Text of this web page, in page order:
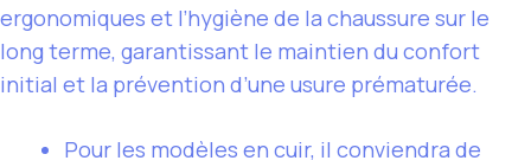
ergonomiques et l’hygiène de la chaussure sur le
long terme, garantissant le maintien du confort
initial et la prévention d’une usure prématurée.
Pour les modèles en cuir, il conviendra de